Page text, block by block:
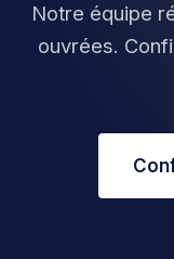
Notre équipe
ouvrées.